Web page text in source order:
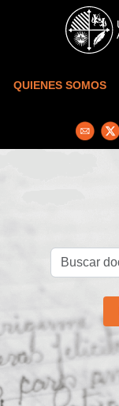
Skip to main content
QUIENES SOMOS